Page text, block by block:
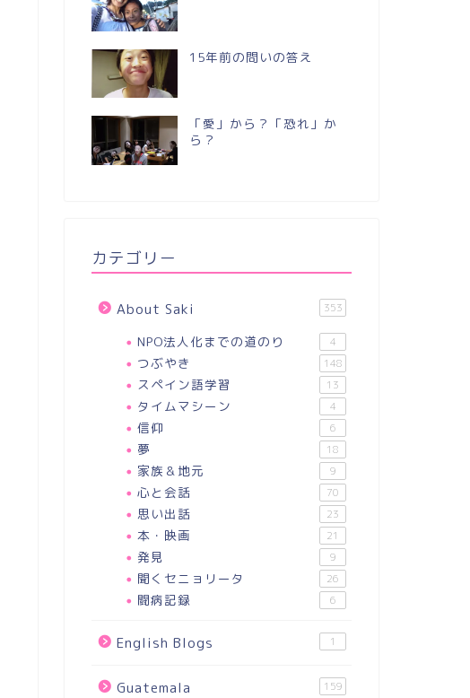
15年前の問いの答え
「愛」から？「恐れ」か
ら？
カテゴリー
About Saki 353
NPO法人化までの道のり 4
つぶやき 148
スペイン語学習 13
タイムマシーン 4
信仰 6
夢 18
家族＆地元 9
心と会話 70
思い出話 23
本・映画 21
発見 9
聞くセニョリータ 26
闘病記録 6
English Blogs 1
Guatemala 159